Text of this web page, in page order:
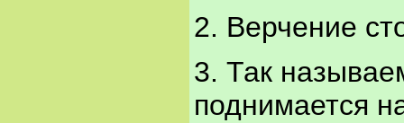
2. Верчение
3. Так
поднимается